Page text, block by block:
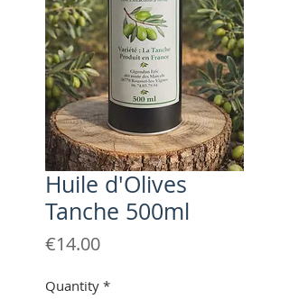
Huile d'Olives
Tanche 500ml
€14.00Price
Quantity *